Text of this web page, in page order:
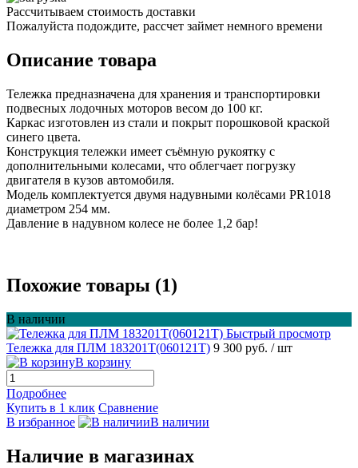
Рассчитываем стоимость доставки
Пожалуйста подождите, рассчет займет немного времени
Описание товара
Тележка предназначена для хранения и транспортировки
подвесных лодочных моторов весом до 100 кг.
Каркас изготовлен из стали и покрыт порошковой краской
синего цвета.
Конструкция тележки имеет съёмную рукоятку с
дополнительными колесами, что облегчает погрузку
двигателя в кузов автомобиля.
Модель комплектуется двумя надувными колёсами PR1018
диаметром 254 мм.
Давление в надувном колесе не более 1,2 бар!
Похожие товары (1)
В наличии
Быстрый просмотр
Тележка для ПЛМ 183201T(060121T) 9 300 руб. / шт
В корзину
Подробнее
Купить в 1 клик Сравнение
В избранное
В наличии
Наличие в магазинах